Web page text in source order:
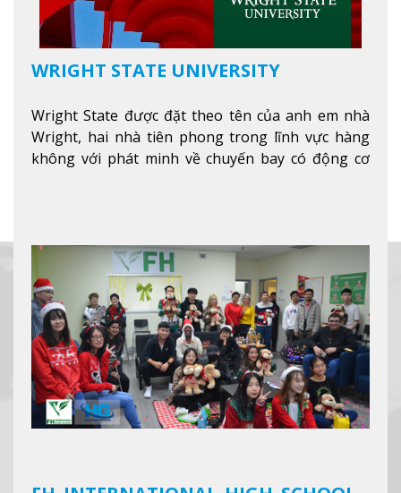
WRIGHT STATE UNIVERSITY
Wright State được đặt theo tên của anh em nhà
Wright, hai nhà tiên phong trong lĩnh vực hàng
không với phát minh về chuyến bay có động cơ